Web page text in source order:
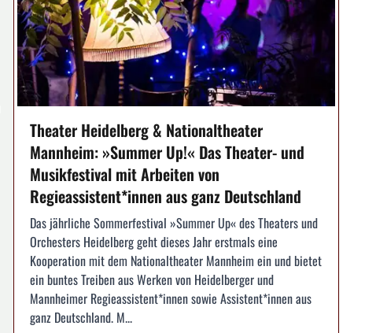
Theater Heidelberg & Nationaltheater
Mannheim: »Summer Up!« Das Theater- und
Musikfestival mit Arbeiten von
Regieassistent*innen aus ganz Deutschland
Das jährliche Sommerfestival »Summer Up« des Theaters und
Orchesters Heidelberg geht dieses Jahr erstmals eine
Kooperation mit dem Nationaltheater Mannheim ein und bietet
ein buntes Treiben aus Werken von Heidelberger und
Mannheimer Regieassistent*innen sowie Assistent*innen aus
ganz Deutschland. M...